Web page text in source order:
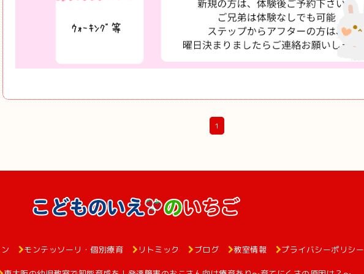
1
モンテッソーリ・個別療育 リトミック ブログ 教室情報 プライバシーポリシー